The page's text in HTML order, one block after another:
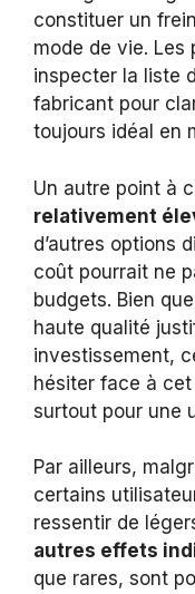
constituer un
mode de vie.
inspecter la liste
fabricant pour
toujours idéal en
Un autre point à
relativement
d’autres options
coût pourrait ne
budgets. Bien
haute qualité
investissement,
hésiter face à
surtout pour une
Par ailleurs,
certains
ressentir de
autres effets
que rares, sont